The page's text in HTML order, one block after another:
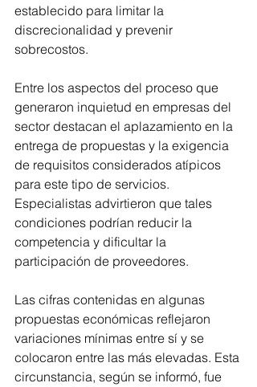
establecido para limitar la
discrecionalidad y prevenir
sobrecostos.
Entre los aspectos del proceso que
generaron inquietud en empresas del
sector destacan el aplazamiento en la
entrega de propuestas y la exigencia
de requisitos considerados atípicos
para este tipo de servicios.
Especialistas advirtieron que tales
condiciones podrían reducir la
competencia y dificultar la
participación de proveedores.
Las cifras contenidas en algunas
propuestas económicas reflejaron
variaciones mínimas entre sí y se
colocaron entre las más elevadas. Esta
circunstancia, según se informó, fue